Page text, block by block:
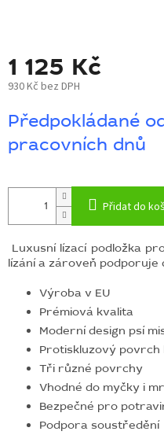
KONTAKTY
1 125 Kč
930 Kč bez DPH
cena:
Předpokládané
pracovních dnů
Přidat do
Luxusní lízací podložka
lízání a zároveň podporuje
Výroba v EU
Prémiová kvalita
Moderní design psí
Protiskluzový povrch
Tři různé povrchy
Vhodné do myčky i
Bezpečné pro
Podpora soustředění